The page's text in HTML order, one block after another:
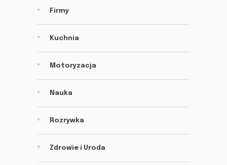
Firmy
Kuchnia
Motoryzacja
Nauka
Rozrywka
Zdrowie i Uroda